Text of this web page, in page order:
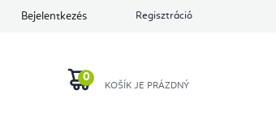
Bejelentkezés Regisztráció